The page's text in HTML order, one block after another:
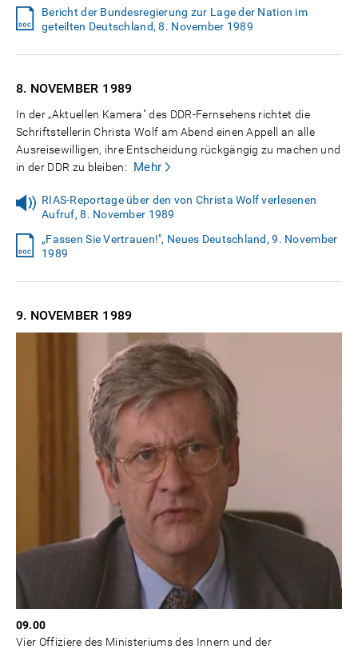
Bericht der Bundesregierung zur Lage der Nation im
geteilten Deutschland, 8. November 1989
8. NOVEMBER 1989
In der „Aktuellen Kamera" des DDR-Fernsehens richtet die
Schriftstellerin Christa Wolf am Abend einen Appell an alle
Ausreisewilligen, ihre Entscheidung rückgängig zu machen und
in der DDR zu bleiben:
Mehr
RIAS-Reportage über den von Christa Wolf verlesenen
Aufruf, 8. November 1989
„Fassen Sie Vertrauen!", Neues Deutschland, 9. November
1989
9. NOVEMBER 1989
09.00
Vier Offiziere des Ministeriums des Innern und der